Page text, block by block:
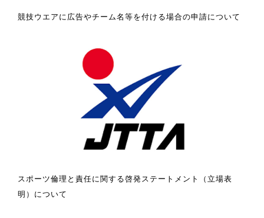
競技ウエアに広告やチーム名等を付ける場合の申請について
スポーツ倫理と責任に関する啓発ステートメント（立場表
明）について